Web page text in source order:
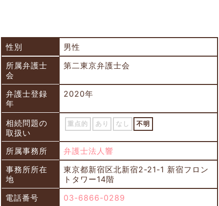
性別
男性
所属弁護士
会
第二東京弁護士会
弁護士登録
年
2020年
相続問題の
取扱い
重点的 あり なし 不明
所属事務所
弁護士法人響
事務所所在
地
東京都新宿区北新宿2-21-1 新宿フロン
トタワー14階
電話番号
03-6866-0289